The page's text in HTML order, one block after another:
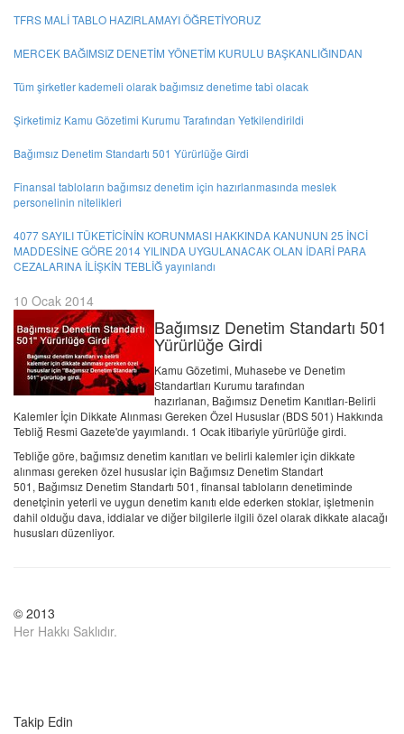
TFRS MALİ TABLO HAZIRLAMAYI ÖĞRETİYORUZ
MERCEK BAĞIMSIZ DENETİM YÖNETİM KURULU BAŞKANLIĞINDAN
Tüm şirketler kademeli olarak bağımsız denetime tabi olacak
Şirketimiz Kamu Gözetimi Kurumu Tarafından Yetkilendirildi
Bağımsız Denetim Standartı 501 Yürürlüğe Girdi
Finansal tabloların bağımsız denetim için hazırlanmasında meslek
personelinin nitelikleri
4077 SAYILI TÜKETİCİNİN KORUNMASI HAKKINDA KANUNUN 25 İNCİ
MADDESİNE GÖRE 2014 YILINDA UYGULANACAK OLAN İDARİ PARA
CEZALARINA İLİŞKİN TEBLİĞ yayınlandı
10 Ocak 2014
Bağımsız Denetim Standartı 501
Yürürlüğe Girdi
Kamu Gözetimi, Muhasebe ve Denetim
Standartları Kurumu tarafından
hazırlanan, Bağımsız Denetim Kanıtları-Belirli
Kalemler İçin Dikkate Alınması Gereken Özel Hususlar (BDS 501) Hakkında
Tebliğ Resmi Gazete'de yayımlandı. 1 Ocak itibariyle yürürlüğe girdi.
Tebliğe göre, bağımsız denetim kanıtları ve belirli kalemler için dikkate
alınması gereken özel hususlar için Bağımsız Denetim Standart
501, Bağımsız Denetim Standartı 501, finansal tabloların denetiminde
denetçinin yeterli ve uygun denetim kanıtı elde ederken stoklar, işletmenin
dahil olduğu dava, iddialar ve diğer bilgilerle ilgili özel olarak dikkate alacağı
hususları düzenliyor.
© 2013
Her Hakkı Saklıdır.
Takip Edin